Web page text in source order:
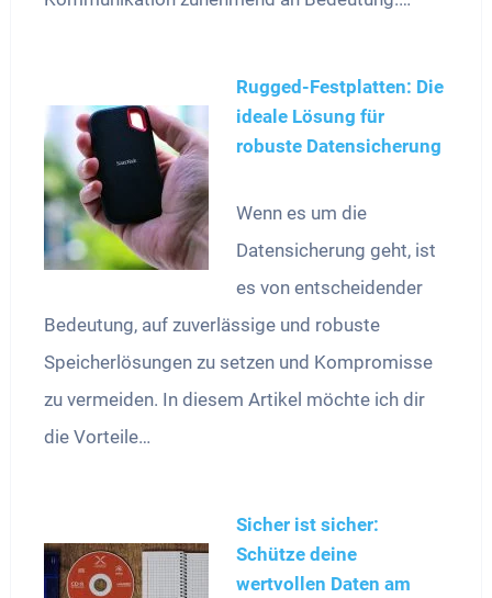
Rugged-Festplatten: Die
ideale Lösung für
robuste Datensicherung
Wenn es um die
Datensicherung geht, ist
es von entscheidender
Bedeutung, auf zuverlässige und robuste
Speicherlösungen zu setzen und Kompromisse
zu vermeiden. In diesem Artikel möchte ich dir
die Vorteile…
Sicher ist sicher:
Schütze deine
wertvollen Daten am